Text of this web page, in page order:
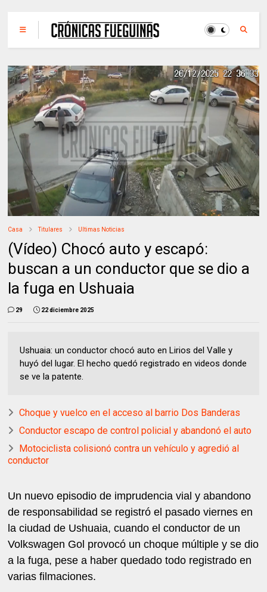
Casa Titulares Ultimas Noticias
(Vídeo) Chocó auto y escapó:
buscan a un conductor que se dio a
la fuga en Ushuaia
29 22 diciembre 2025
Ushuaia: un conductor chocó auto en Lirios del Valle y
huyó del lugar. El hecho quedó registrado en videos donde
se ve la patente.
Choque y vuelco en el acceso al barrio Dos Banderas
Conductor escapo de control policial y abandonó el auto
Motociclista colisionó contra un vehículo y agredió al
conductor
Un nuevo episodio de imprudencia vial y abandono
de responsabilidad se registró el pasado viernes en
la ciudad de Ushuaia, cuando el conductor de un
Volkswagen Gol provocó un choque múltiple y se dio
a la fuga, pese a haber quedado todo registrado en
varias filmaciones.